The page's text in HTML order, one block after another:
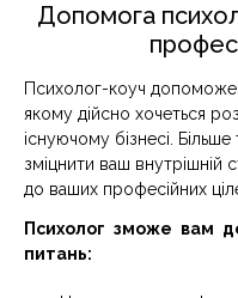
Допомога
Психолог-коуч допоможе
якому дійсно хочеться
існуючому бізнесі. Більше
зміцнити ваш
до ваших професійних
Психолог зможе вам
питань: